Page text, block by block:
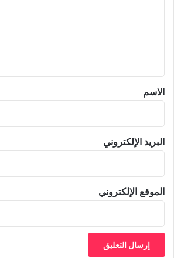
*
الاسم
البريد الإلكتروني
الموقع الإلكتروني